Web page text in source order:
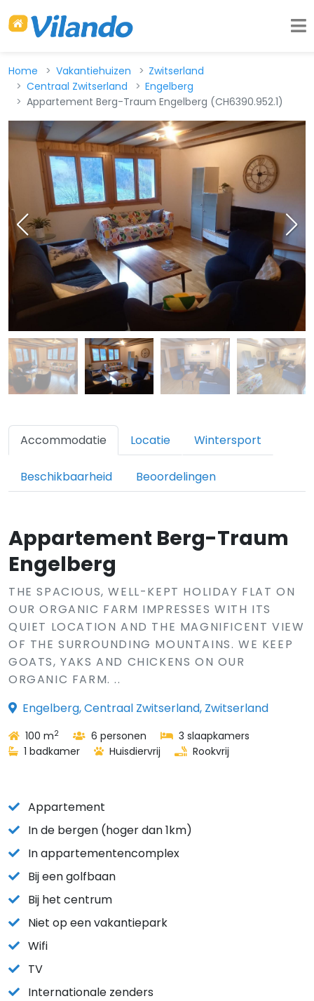
Home Vakantiehuizen
Zwitserland
Centraal Zwitserland
Engelberg
Appartement Berg-Traum Engelberg (CH6390.952.1)
Accommodatie Locatie Wintersport
Beschikbaarheid Beoordelingen
Appartement Berg-Traum
Engelberg
THE SPACIOUS, WELL-KEPT HOLIDAY FLAT ON
OUR ORGANIC FARM IMPRESSES WITH ITS
QUIET LOCATION AND THE MAGNIFICENT VIEW
OF THE SURROUNDING MOUNTAINS. WE KEEP
GOATS, YAKS AND CHICKENS ON OUR
ORGANIC FARM. ..
Engelberg, Centraal Zwitserland, Zwitserland
100 m2 6 personen
3 slaapkamers
1 badkamer
Huisdiervrij Rookvrij
Appartement
In de bergen (hoger dan 1km)
In appartementencomplex
Bij een golfbaan
Bij het centrum
Niet op een vakantiepark
Wifi
TV
Internationale zenders